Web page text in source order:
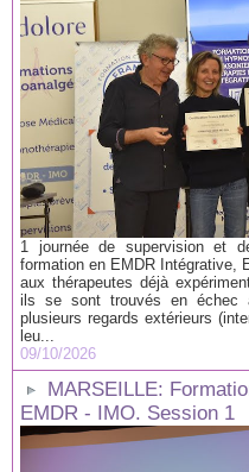
1 journée de supervision et
formation en EMDR Intégrative,
aux thérapeutes déjà
ils se sont trouvés en échec
plusieurs regards extérieurs
leu...
09/10/2026
MARSEILLE:
EMDR - IMO. Session 1